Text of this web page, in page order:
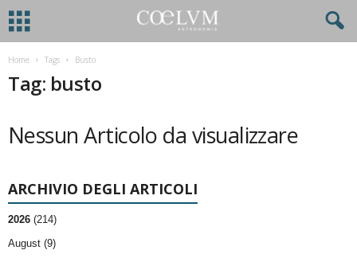
Home Tags Busto
Tag: busto
Nessun Articolo da visualizzare
ARCHIVIO DEGLI ARTICOLI
2026 (214)
August (9)